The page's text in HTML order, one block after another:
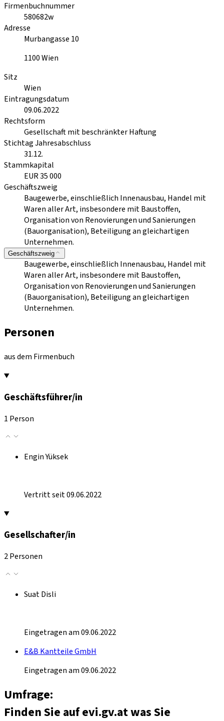
Firmenbuchnummer
580682w
Adresse
Murbangasse 10
1100Wien
Sitz
Wien
Eintragungsdatum
09.06.2022
Rechtsform
Gesellschaft mit beschränkter Haftung
Stichtag Jahresabschluss
31.12.
Stammkapital
EUR 35 000
Geschäftszweig
Baugewerbe, einschließlich Innenausbau, Handel mit
Waren aller Art, insbesondere mit Baustoffen,
Organisation von Renovierungen und Sanierungen
(Bauorganisation), Beteiligung an gleichartigen
Unternehmen.
Geschäftszweig
Baugewerbe, einschließlich Innenausbau, Handel mit
Waren aller Art, insbesondere mit Baustoffen,
Organisation von Renovierungen und Sanierungen
(Bauorganisation), Beteiligung an gleichartigen
Unternehmen.
Personen
aus dem Firmenbuch
Geschäftsführer/in
1 Person
Engin Yüksek
Vertritt seit 09.06.2022
Gesellschafter/in
2 Personen
Suat Disli
Eingetragen am 09.06.2022
E&B Kantteile GmbH
Eingetragen am 09.06.2022
Umfrage:
Finden Sie auf evi.gv.at was Sie